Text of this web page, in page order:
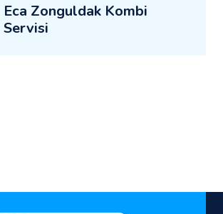
Eca Zonguldak Kombi
Servisi